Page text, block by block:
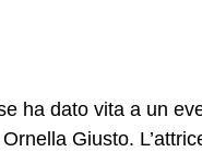
ha dato vita a un
Giusto.